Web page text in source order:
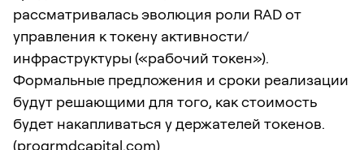
рассматривалась эволюция роли RAD от
управления к токену активности/
инфраструктуры («рабочий токен»).
Формальные предложения и сроки реализации
будут решающими для того, как стоимость
будет накапливаться у держателей токенов.
(progrmdcapital.com)